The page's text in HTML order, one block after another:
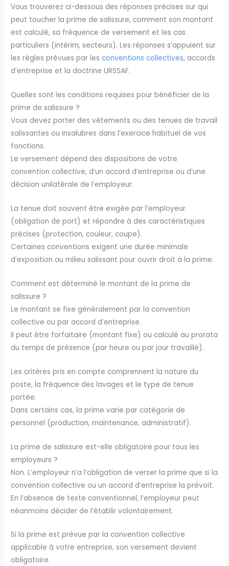
Vous trouverez ci-dessous des réponses précises sur qui
peut toucher la prime de salissure, comment son montant
est calculé, sa fréquence de versement et les cas
particuliers (intérim, secteurs). Les réponses s’appuient sur
les règles prévues par lesconventions collectives, accords
d’entreprise et la doctrine URSSAF.
Quelles sont les conditions requises pour bénéficier de la
prime de salissure ?
Vous devez porter des vêtements ou des tenues de travail
salissantes ou insalubres dans l’exercice habituel de vos
fonctions.
Le versement dépend des dispositions de votre
convention collective, d’un accord d’entreprise ou d’une
décision unilatérale de l’employeur.
La tenue doit souvent être exigée par l’employeur
(obligation de port) et répondre à des caractéristiques
précises (protection, couleur, coupe).
Certaines conventions exigent une durée minimale
d’exposition au milieu salissant pour ouvrir droit à la prime.
Comment est déterminé le montant de la prime de
salissure ?
Le montant se fixe généralement par la convention
collective ou par accord d’entreprise.
Il peut être forfaitaire (montant fixe) ou calculé au prorata
du temps de présence (par heure ou par jour travaillé).
Les critères pris en compte comprennent la nature du
poste, la fréquence des lavages et le type de tenue
portée.
Dans certains cas, la prime varie par catégorie de
personnel (production, maintenance, administratif).
La prime de salissure est-elle obligatoire pour tous les
employeurs ?
Non. L’employeur n’a l’obligation de verser la prime que si la
convention collective ou un accord d’entreprise la prévoit.
En l’absence de texte conventionnel, l’employeur peut
néanmoins décider de l’établir volontairement.
Si la prime est prévue par la convention collective
applicable à votre entreprise, son versement devient
obligatoire.